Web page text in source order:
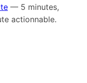
— 5 minutes,
actionnable.